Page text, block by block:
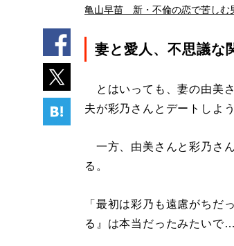
亀山早苗 新・不倫の恋で苦しむ
妻と愛人、不思議な
とはいっても、妻の由美
夫が彩乃さんとデートしよ
一方、由美さんと彩乃さ
る。
「最初は彩乃も遠慮がちだ
る』は本当だったみたいで